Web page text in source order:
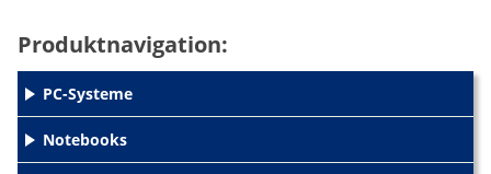
Produktnavigation:
PC-Systeme
Notebooks